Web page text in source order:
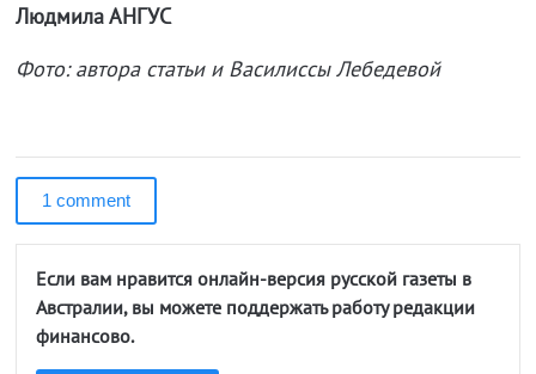
Людмила АНГУС
Фото: автора статьи и Василиссы Лебедевой
1 comment
Если вам нравится онлайн-версия русской газеты в
Австралии, вы можете поддержать работу редакции
финансово.